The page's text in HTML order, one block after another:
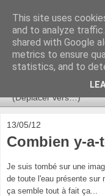
Ça se
Astronomie,
L'infini se contemple,
13/05/12
Combien y-
Je suis tombé sur une
de toute l'eau présente sur
ça semble tout à fait ça...
This site uses
and to analyze
shared with Google
metrics to ensure
statistics, and to